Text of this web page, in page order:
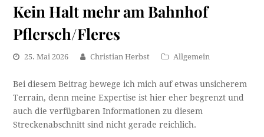
Kein Halt mehr am Bahnhof
Pflersch/Fleres
25. Mai 2026 Christian Herbst Allgemein
Bei diesem Beitrag bewege ich mich auf etwas unsicherem
Terrain, denn meine Expertise ist hier eher begrenzt und
auch die verfügbaren Informationen zu diesem
Streckenabschnitt sind nicht gerade reichlich.